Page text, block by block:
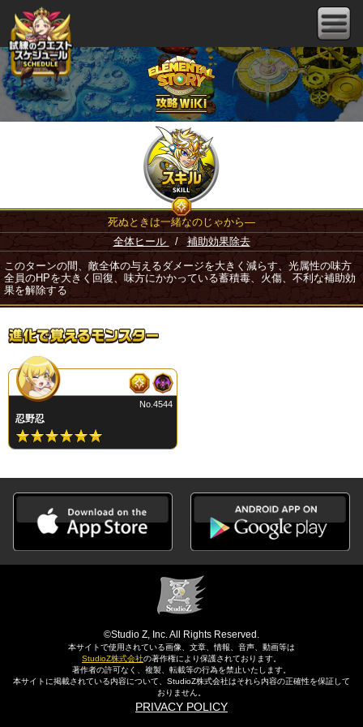
死ぬときは一緒なのじゃから―
全体ヒール
/ 補助効果除去
このターンの間、敵全体の与えるダメージを大きく減らす、光属性の味方
全員のHPを大きく回復、味方にかかっている蓄積毒、火傷、不利な補助効
果を解除する
忍野忍
No.4544
©Studio Z, Inc. All Rights Reserved.
本サイトで使用されている画像、文章、情報、音声、動画等は
StudioZ株式会社の著作権により保護されております。
著作者の許可なく、複製、転載等の行為を禁止いたします。
本サイトに掲載されている内容について、StudioZ株式会社はそれら内容の正確性を保証して
おりません。
PRIVACY POLICY